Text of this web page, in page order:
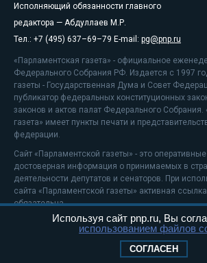
Исполняющий обязанности главного
редактора — Абдуллаев М.Р.
Тел.: +7 (495) 637–69–79 E-mail: pg@pnp.ru
«Парламентская газета» - официальное
Федерального Собрания РФ. Издается с 1997
газеты - Государственная Дума и Совет
публикатор федеральных конституционных
законов и актов палат Федерального Собрания.
газета» имеет пункты печати и
федерации.
Сайт «Парламентской газеты» - это
достоверная информация о принимаемых в
деятельности депутатов и сенаторов. При
сайта «Парламентской газеты» активная
обязательна.
На информационном ресурсе применяются
Положение о защите персональных данных
Используя сайт pnp.ru, Вы
использованием файлов
СОГЛАСЕН